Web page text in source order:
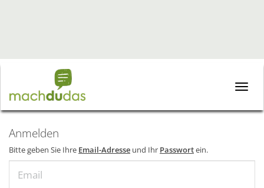
Toggle
Anmelden
Bitte geben Sie Ihre Email-Adresse und Ihr Passwortein.